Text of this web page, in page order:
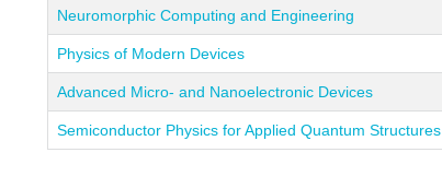
Neuromorphic Computing and Engineering
Physics of Modern Devices
Advanced Micro- and Nanoelectronic Devices
Semiconductor Physics for Applied Quantum Structures